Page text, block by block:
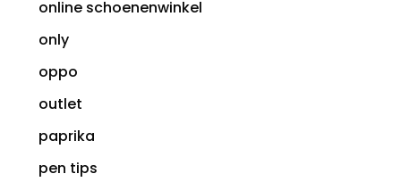
online schoenenwinkel
only
oppo
outlet
paprika
pen tips